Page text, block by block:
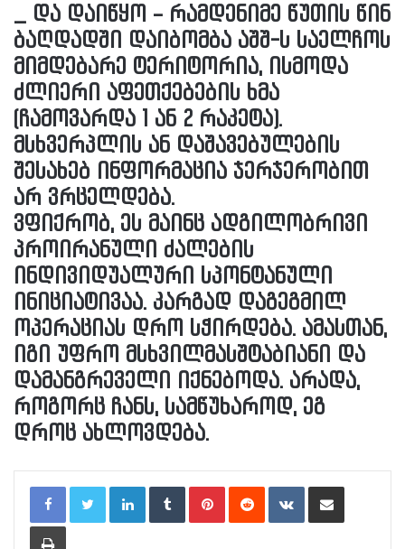
_ და დაიწყო – რამდენიმე წუთის წინ
ბაღდადში დაიბომბა აშშ-ს საელჩოს
მიმდებარე ტერიტორია, ისმოდა
ძლიერი აფეთქებების ხმა
(ჩამოვარდა 1 ან 2 რაკეტა).
მსხვერპლის ან დაშავებულების
შესახებ ინფორმაცია ჯერჯერობით
არ ვრცელდება.
ვფიქრობ, ეს მაინც ადგილობრივი
პროირანული ძალების
ინდივიდუალური სპონტანული
ინიციატივაა. კარგად დაგეგმილ
ოპერაციას დრო სჭირდება. ამასთან,
იგი უფრო მსხვილმასშტაბიანი და
დამანგრეველი იქნებოდა. არადა,
როგორც ჩანს, სამწუხაროდ, ეგ
დროც ახლოვდება.
LinkedInTumblr PinterestReddit VKontakteShare via Email
Print